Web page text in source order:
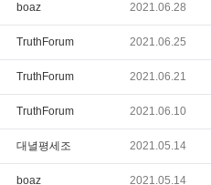
boaz 2021.06.28
TruthForum 2021.06.25
TruthForum 2021.06.21
TruthForum 2021.06.10
대녈평세조 2021.05.14
boaz 2021.05.14